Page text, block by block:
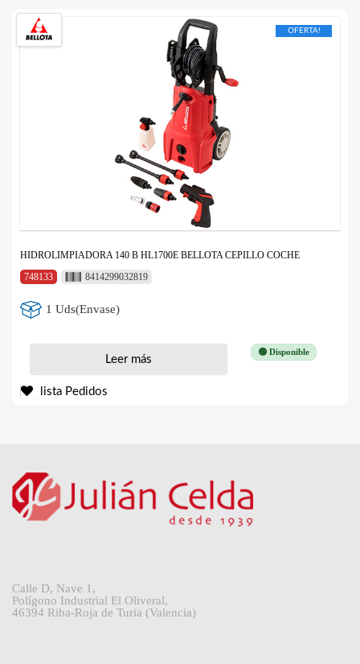
OFERTA!
HIDROLIMPIADORA 140 B HL1700E BELLOTA CEPILLO COCHE
748133
8414299032819
1 Uds(Envase)
🟢 Disponible
Leer más
lista Pedidos
Calle D, Nave 1,
Polígono Industrial El Oliveral,
46394 Riba-Roja de Turia (Valencia)